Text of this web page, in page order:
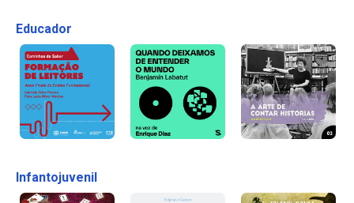
Educador
Infantojuvenil